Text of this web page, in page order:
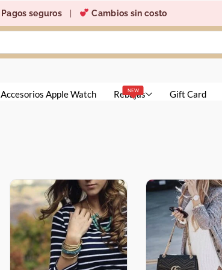
Pagos seguros Cambios sin costo
Accesorios Apple Watch NEW
Rebajas Gift Card